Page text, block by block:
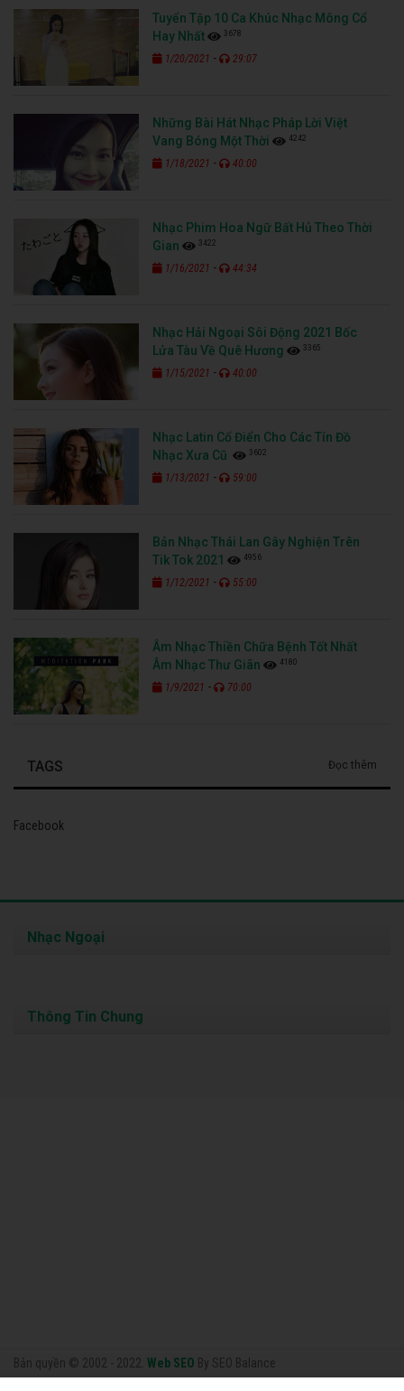
Tuyển Tập 10 Ca Khúc Nhạc Mông Cổ
Hay Nhất
3678
1/20/2021 - 29:07
Những Bài Hát Nhạc Pháp Lời Việt
Vang Bóng Một Thời
4242
1/18/2021 - 40:00
Nhạc Phim Hoa Ngữ Bất Hủ Theo Thời
Gian
3422
1/16/2021 - 44:34
Nhạc Hải Ngoại Sôi Động 2021 Bốc
Lửa Tàu Về Quê Hương
3365
1/15/2021 - 40:00
Nhạc Latin Cổ Điển Cho Các Tín Đồ
Nhạc Xưa Cũ
3602
1/13/2021 - 59:00
Bản Nhạc Thái Lan Gây Nghiện Trên
Tik Tok 2021
4956
1/12/2021 - 55:00
Âm Nhạc Thiền Chữa Bệnh Tốt Nhất
Âm Nhạc Thư Giãn
4180
1/9/2021 - 70:00
TAGS Đọc thêm
Facebook
Bản quyền © 2002 - 2022. Web SEO By SEO Balance
Nhạc Ngoại
Thông Tin Chung